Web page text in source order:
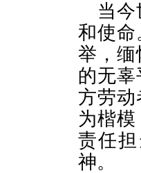
当
和使命
举，缅
的无
方劳动
为楷
责任
神。